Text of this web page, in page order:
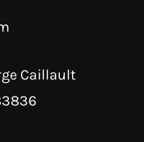
Caillault